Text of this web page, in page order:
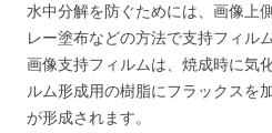
水中分解を防ぐためには、画像上
レー塗布などの方法で支持フィル
画像支持フィルムは、焼成時に気
ルム形成用の樹脂にフラックスを
が形成されます。